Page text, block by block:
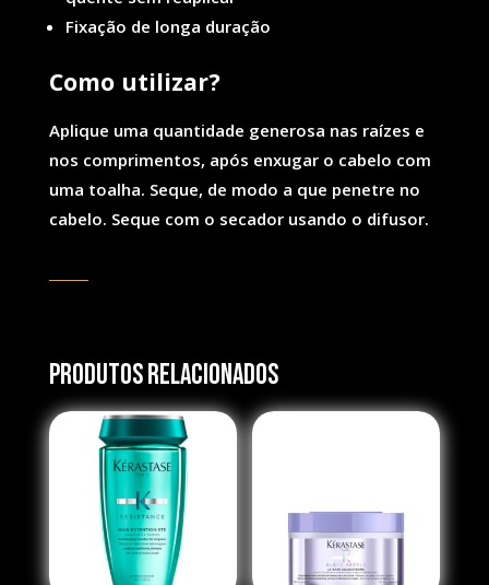
Fixação de longa duração
Como utilizar?
Aplique uma quantidade generosa nas raízes e
nos comprimentos, após enxugar o cabelo com
uma toalha. Seque, de modo a que penetre no
cabelo. Seque com o secador usando o difusor.
Produtos Relacionados